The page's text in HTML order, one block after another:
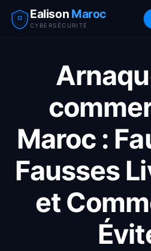
Ealison Maroc
CYBERSÉCURITÉ
Maroc :
Fausses
et